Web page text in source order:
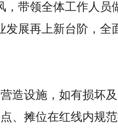
带领全体工作人员
展再上新台阶，全
造设施，如有损坏及
、摊位在红线内规